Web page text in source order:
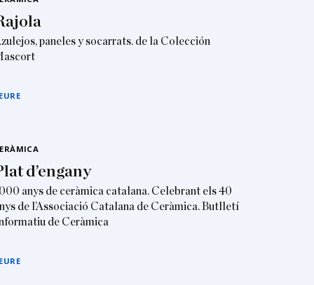
paneles y socarrats. de la Colección
d’engany
anys de ceràmica catalana. Celebrant els 40
de l’Associació Catalana de Ceràmica. Butlletí
de Ceràmica